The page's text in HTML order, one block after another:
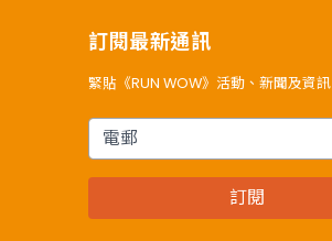
訂閱最新通訊
緊貼《RUN WOW》活動、新聞及資訊
電郵
訂閱